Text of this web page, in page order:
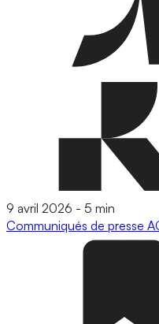
9 avril 2026 - 5 min
Communiqués de presse